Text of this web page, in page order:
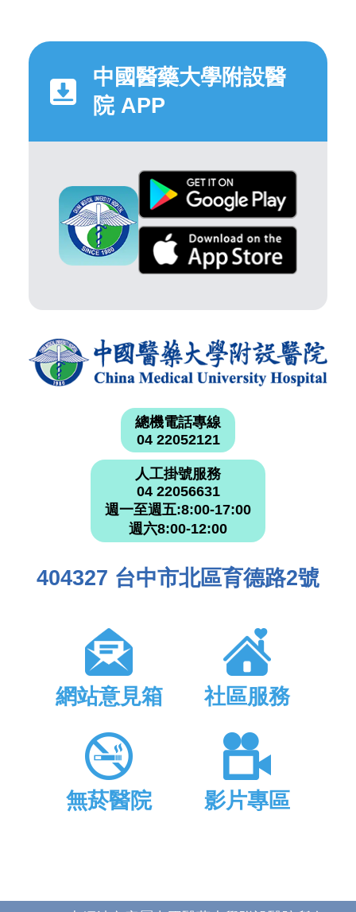
中國醫藥大學附設醫
院 APP
總機電話專線
04 22052121
人工掛號服務
04 22056631
週一至週五:8:00-17:00
週六8:00-12:00
404327 台中市北區育德路2號
網站意見箱 社區服務
無菸醫院 影片專區